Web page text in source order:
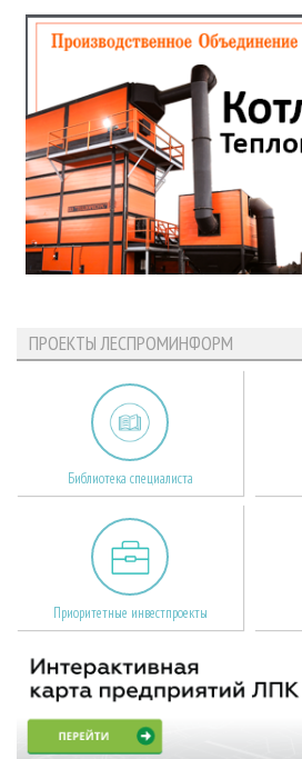
ПРОЕКТЫ ЛЕСПРОМИНФОРМ
Библиотека специалиста
Приоритетные инвестпроекты